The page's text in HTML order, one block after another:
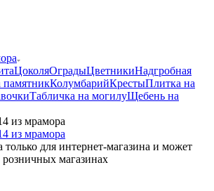
ЦоколяОградыЦветникиНадгробная
памятникКолумбарийКрестыПлитка на
Табличка на могилуЩебень на
из мрамора
только для интернет-магазина и может
розничных магазинах